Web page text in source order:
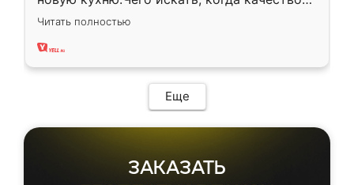
вполне довольна. Служит кухня уже почти
два года, нареканий нет.
Читать полностью
Еще
ЗАКАЗАТЬ